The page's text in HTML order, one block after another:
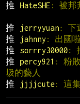
推
HateSHE : 被邦
推
jerryyuan: 下
推
jahnny : 出國
推
sorrry30000 :
推
percy921 : 粉
圾的藝人
推
jjjjcute : 這